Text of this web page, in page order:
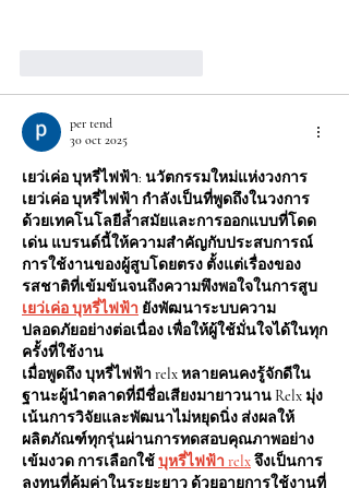
per tend
30 oct 2025
เยว่เค่อ บุหรี่ไฟฟ้า: นวัตกรรมใหม่แห่งวงการ
เยว่เค่อ บุหรี่ไฟฟ้า กำลังเป็นที่พูดถึงในวงการ
ด้วยเทคโนโลยีล้ำสมัยและการออกแบบที่โดด
เด่น แบรนด์นี้ให้ความสำคัญกับประสบการณ์
การใช้งานของผู้สูบโดยตรง ตั้งแต่เรื่องของ
รสชาติที่เข้มข้นจนถึงความพึงพอใจในการสูบ
เยว่เค่อ บุหรี่ไฟฟ้า ยังพัฒนาระบบความ
ปลอดภัยอย่างต่อเนื่อง เพื่อให้ผู้ใช้มั่นใจได้ในทุก
ครั้งที่ใช้งาน
เมื่อพูดถึง บุหรี่ไฟฟ้า relx หลายคนคงรู้จักดีใน
ฐานะผู้นำตลาดที่มีชื่อเสียงมายาวนาน Relx มุ่ง
เน้นการวิจัยและพัฒนาไม่หยุดนิ่ง ส่งผลให้
ผลิตภัณฑ์ทุกรุ่นผ่านการทดสอบคุณภาพอย่าง
เข้มงวด การเลือกใช้ บุหรี่ไฟฟ้า relx จึงเป็นการ
ลงทุนที่คุ้มค่าในระยะยาว ด้วยอายุการใช้งานที่